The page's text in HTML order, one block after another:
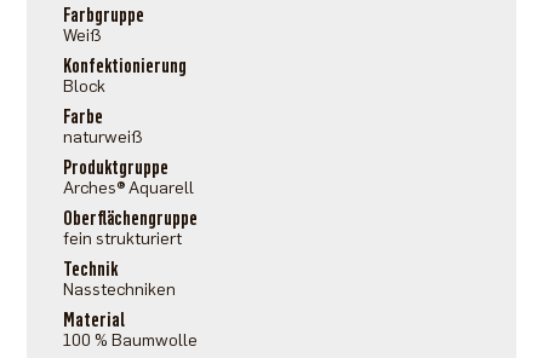
Farbgruppe
Weiß
Konfektionierung
Block
Farbe
naturweiß
Produktgruppe
Arches® Aquarell
Oberflächengruppe
fein strukturiert
Technik
Nasstechniken
Material
100 % Baumwolle